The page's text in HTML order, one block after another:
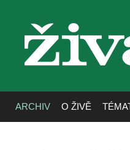
živa
ARCHIV O ŽIVĚ